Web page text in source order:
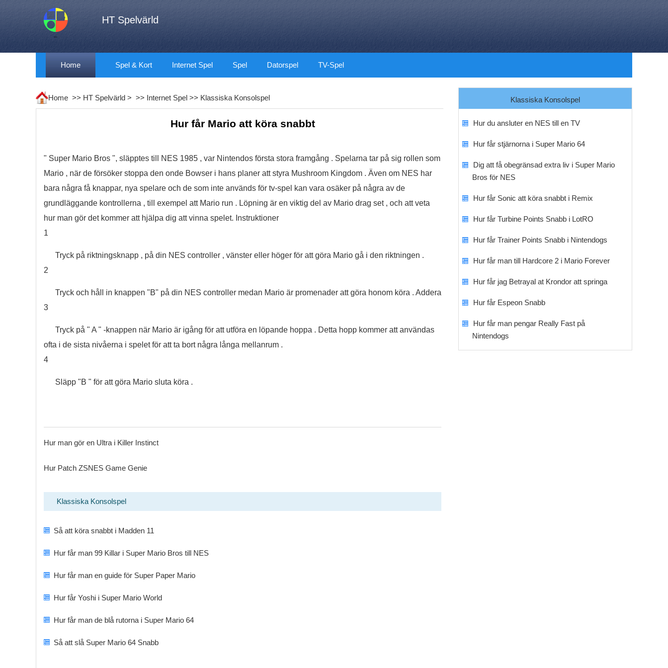
HT Spelvärld
Home Spel & Kort Internet Spel Spel Datorspel TV-Spel
Home >> HT Spelvärld > >> Internet Spel >> Klassiska Konsolspel
Hur får Mario att köra snabbt
" Super Mario Bros ", släpptes till NES 1985 , var Nintendos första stora framgång . Spelarna tar på sig rollen som
Mario , när de försöker stoppa den onde Bowser i hans planer att styra Mushroom Kingdom . Även om NES har
bara några få knappar, nya spelare och de som inte används för tv-spel kan vara osäker på några av de
grundläggande kontrollerna , till exempel att Mario run . Löpning är en viktig del av Mario drag set , och att veta
hur man gör det kommer att hjälpa dig att vinna spelet. Instruktioner
1
Tryck på riktningsknapp , på din NES controller , vänster eller höger för att göra Mario gå i den riktningen .
2
Tryck och håll in knappen "B" på din NES controller medan Mario är promenader att göra honom köra . Addera
3
Tryck på " A " -knappen när Mario är igång för att utföra en löpande hoppa . Detta hopp kommer att användas
ofta i de sista nivåerna i spelet för att ta bort några långa mellanrum .
4
Släpp "B " för att göra Mario sluta köra .
Hur man gör en Ultra i Killer Instinct
Hur Patch ZSNES Game Genie
Klassiska Konsolspel
Så att köra snabbt i Madden 11
Hur får man 99 Killar i Super Mario Bros till NES
Hur får man en guide för Super Paper Mario
Hur får Yoshi i Super Mario World
Hur får man de blå rutorna i Super Mario 64
Så att slå Super Mario 64 Snabb
Klassiska Konsolspel
Hur du ansluter en NES till en TV
Hur får stjärnorna i Super Mario 64
Dig att få obegränsad extra liv i Super Mario
Bros för NES
Hur får Sonic att köra snabbt i Remix
Hur får Turbine Points Snabb i LotRO
Hur får Trainer Points Snabb i Nintendogs
Hur får man till Hardcore 2 i Mario Forever
Hur får jag Betrayal at Krondor att springa
Hur får Espeon Snabb
Hur får man pengar Really Fast på
Nintendogs